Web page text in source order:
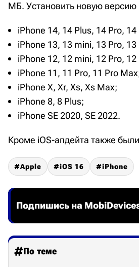
МБ. Установить новую
iPhone 14, 14 Plus, 14 Pro,
iPhone 13, 13 mini, 13 Pro, 13
iPhone 12, 12 mini, 12 Pro, 12
iPhone 11, 11 Pro, 11 Pro
iPhone X, Xr, Xs, Xs Max;
iPhone 8, 8 Plus;
iPhone SE 2020, SE 2022.
Кроме iOS-апдейта также
Apple iOS 16 iPhone
Подпишись на
По теме